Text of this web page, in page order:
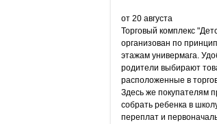
от 20 августа
Торговый комплекс
организован по
этажам универмага.
родители выбирают
расположенные в
Здесь же покупателям
собрать ребенка в
переплат и